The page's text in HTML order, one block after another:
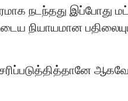
நடந்தது இப்போது
நியாயமான